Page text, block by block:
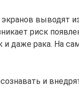
выводят
риск
и даже рака. На
и